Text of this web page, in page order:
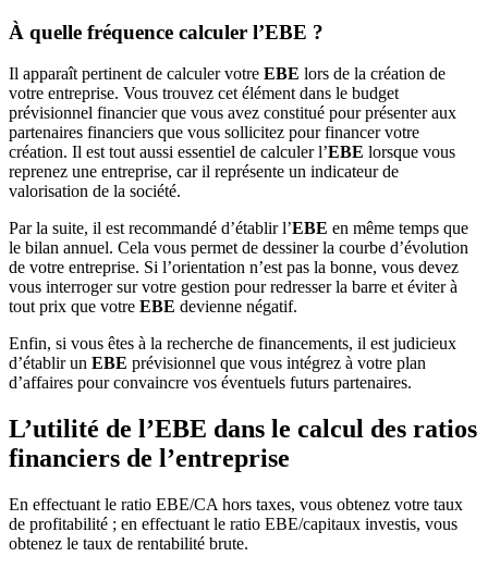
À quelle fréquence calculer l’EBE ?
Il apparaît pertinent de calculer votre EBE lors de la création de
votre entreprise. Vous trouvez cet élément dans le budget
prévisionnel financier que vous avez constitué pour présenter aux
partenaires financiers que vous sollicitez pour financer votre
création. Il est tout aussi essentiel de calculer l’EBE lorsque vous
reprenez une entreprise, car il représente un indicateur de
valorisation de la société.
Par la suite, il est recommandé d’établir l’EBE en même temps que
le bilan annuel. Cela vous permet de dessiner la courbe d’évolution
de votre entreprise. Si l’orientation n’est pas la bonne, vous devez
vous interroger sur votre gestion pour redresser la barre et éviter à
tout prix que votre EBE devienne négatif.
Enfin, si vous êtes à la recherche de financements, il est judicieux
d’établir un EBE prévisionnel que vous intégrez à votre plan
d’affaires pour convaincre vos éventuels futurs partenaires.
L’utilité de l’EBE dans le calcul des ratios
financiers de l’entreprise
En effectuant le ratio EBE/CA hors taxes, vous obtenez votre taux
de profitabilité ; en effectuant le ratio EBE/capitaux investis, vous
obtenez le taux de rentabilité brute.